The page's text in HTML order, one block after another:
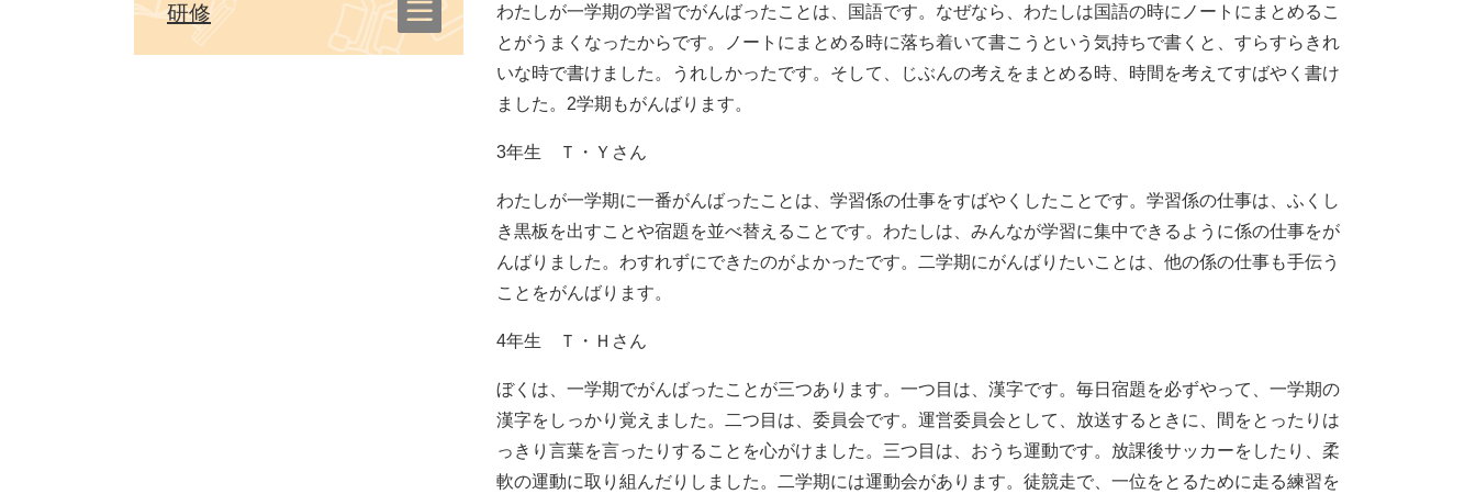
わたしが一学期の学習でがんばったことは、国語です。なぜなら、わたしは国語の時にノートにまとめるこ
とがうまくなったからです。ノートにまとめる時に落ち着いて書こうという気持ちで書くと、すらすらきれ
いな時で書けました。うれしかったです。そして、じぶんの考えをまとめる時、時間を考えてすばやく書け
ました。2学期もがんばります。
3年生 Ｔ・Ｙさん
わたしが一学期に一番がんばったことは、学習係の仕事をすばやくしたことです。学習係の仕事は、ふくし
き黒板を出すことや宿題を並べ替えることです。わたしは、みんなが学習に集中できるように係の仕事をが
んばりました。わすれずにできたのがよかったです。二学期にがんばりたいことは、他の係の仕事も手伝う
ことをがんばります。
4年生 Ｔ・Ｈさん
ぼくは、一学期でがんばったことが三つあります。一つ目は、漢字です。毎日宿題を必ずやって、一学期の
漢字をしっかり覚えました。二つ目は、委員会です。運営委員会として、放送するときに、間をとったりは
っきり言葉を言ったりすることを心がけました。三つ目は、おうち運動です。放課後サッカーをしたり、柔
軟の運動に取り組んだりしました。二学期には運動会があります。徒競走で、一位をとるために走る練習を
研修